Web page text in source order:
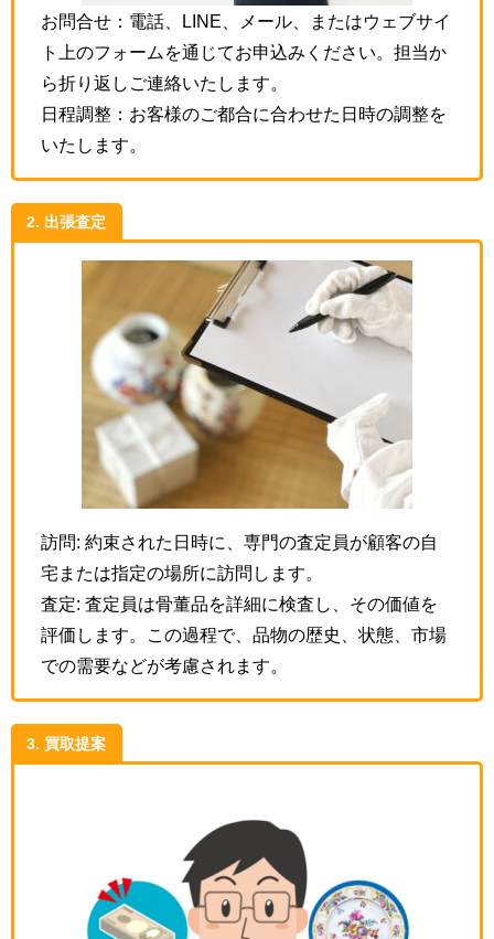
お問合せ：電話、LINE、メール、またはウェブサイ
ト上のフォームを通じてお申込みください。担当か
ら折り返しご連絡いたします。
日程調整：お客様のご都合に合わせた日時の調整を
いたします。
2. 出張査定
訪問: 約束された日時に、専門の査定員が顧客の自
宅または指定の場所に訪問します。
査定: 査定員は骨董品を詳細に検査し、その価値を
評価します。この過程で、品物の歴史、状態、市場
での需要などが考慮されます。
3. 買取提案